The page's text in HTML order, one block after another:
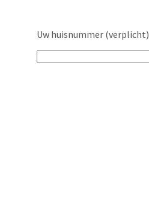
Uw huisnummer (verplicht)